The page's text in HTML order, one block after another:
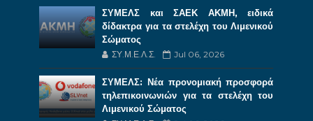
ΣΥΜΕΛΣ και ΣΑΕΚ ΑΚΜΗ, ειδικά
δίδακτρα για τα στελέχη του Λιμενικού
Σώματος
ΣΥ.Μ.Ε.Λ.Σ. Jul 06, 2026
ΣΥΜΕΛΣ: Νέα προνομιακή προσφορά
τηλεπικοινωνιών για τα στελέχη του
Λιμενικού Σώματος